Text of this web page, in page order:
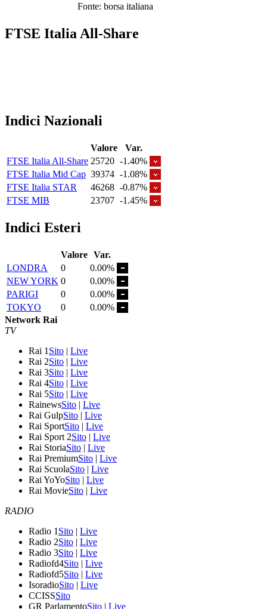
Fonte: borsa italiana
FTSE Italia All-Share
Indici Nazionali
Valore
Var.
FTSE Italia All-Share 25720 -1.40%
FTSE Italia Mid Cap 39374 -1.08%
FTSE Italia STAR
46268 -0.87%
FTSE MIB
23707 -1.45%
Indici Esteri
Valore Var.
LONDRA
0
0.00%
NEW YORK 0
0.00%
PARIGI
0
0.00%
TOKYO
0
0.00%
Network Rai
TV
Rai 1 Sito | Live
Rai 2Sito | Live
Rai 3Sito | Live
Rai 4Sito | Live
Rai 5Sito | Live
RainewsSito | Live
Rai GulpSito | Live
Rai SportSito | Live
Rai Sport 2Sito | Live
Rai StoriaSito | Live
Rai PremiumSito | Live
Rai ScuolaSito | Live
Rai YoYoSito | Live
Rai MovieSito | Live
RADIO
Radio 1 Sito | Live
Radio 2Sito | Live
Radio 3Sito | Live
Radiofd4Sito | Live
Radiofd5Sito | Live
IsoradioSito | Live
CCISSSito
GR ParlamentoSito | Live